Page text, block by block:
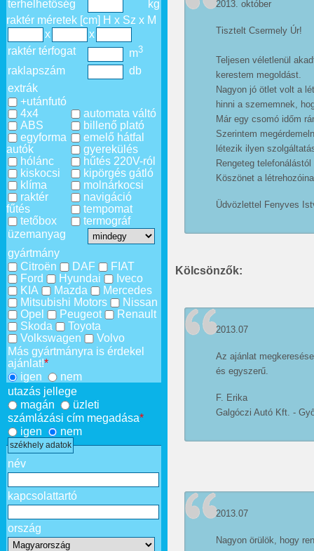
terhelhetőség
kg
raktér méretek [cm] H x Sz x M
x
x
raktér térfogat
m3
raklapszám
db
extrák
+utánfutó
4x4
ABS
egyforma
autók
hólánc
kiskocsi
klíma
raktér
fűtés
tetőbox
automata váltó
billenő plató
emelő hátfal
gyerekülés
hűtés 220V-ról
kipörgés gátló
molnárkocsi
navigáció
tempomat
termográf
üzemanyag
gyártmány
Citroën
DAF
FIAT
Ford
Hyundai
Iveco
KIA
Mazda
Mercedes
Mitsubishi Motors
Nissan
Opel
Peugeot
Renault
Skoda
Toyota
Volkswagen
Volvo
Más gyártmányra is érdekel
ajánlat!*
igen
nem
utazás jellege
magán
üzleti
számlázási cím megadása*
igen
nem
székhely adatok
név
kapcsolattartó
ország
2013. október
Tisztelt Csermely Úr!
Teljesen véletlenül
kerestem megoldást.
Nagyon jó ötlet volt a
hinni a szememnek,
Már egy csomó időm
Szerintem
létezik ilyen
Rengeteg
Köszönet a
Üdvözlettel Fenyves
Kölcsönzők:
2013.07
Az ajánlat
és egyszerű.
F. Erika
Galgóczi Autó Kft. -
2013.07
Nagyon örülök, hogy